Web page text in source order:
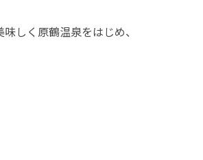
しく原鶴温泉をはじめ、